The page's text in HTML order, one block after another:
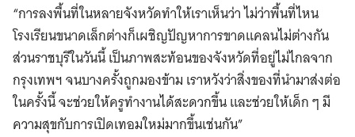
“การลงพื้นที่ในหลายจังหวัดทำให้เราเห็นว่า ไม่ว่าพื้นที่ไหน
โรงเรียนขนาดเล็กต่างก็เผชิญปัญหาการขาดแคลนไม่ต่างกัน
ส่วนราชบุรีในวันนี้ เป็นภาพสะท้อนของจังหวัดที่อยู่ไม่ไกลจาก
กรุงเทพฯ จนบางครั้งถูกมองข้าม เราหวังว่าสิ่งของที่นำมาส่งต่อ
ในครั้งนี้ จะช่วยให้ครูทำงานได้สะดวกขึ้น และช่วยให้เด็ก ๆ มี
ความสุขกับการเปิดเทอมใหม่มากขึ้นเช่นกัน”